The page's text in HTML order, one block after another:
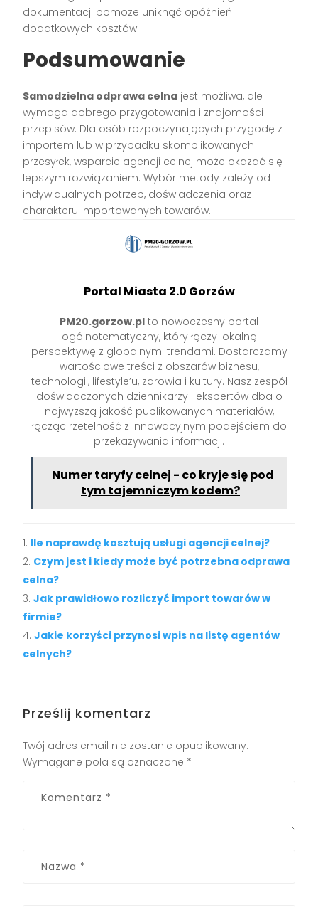
dokumentacji pomoże uniknąć opóźnień i
dodatkowych kosztów.
Podsumowanie
Samodzielna odprawa celna jest możliwa, ale
wymaga dobrego przygotowania i znajomości
przepisów. Dla osób rozpoczynających przygodę z
importem lub w przypadku skomplikowanych
przesyłek, wsparcie agencji celnej może okazać się
lepszym rozwiązaniem. Wybór metody zależy od
indywidualnych potrzeb, doświadczenia oraz
charakteru importowanych towarów.
Portal Miasta 2.0 Gorzów
PM20.gorzow.pl to nowoczesny portal
ogólnotematyczny, który łączy lokalną
perspektywę z globalnymi trendami. Dostarczamy
wartościowe treści z obszarów biznesu,
technologii, lifestyle’u, zdrowia i kultury. Nasz zespół
doświadczonych dziennikarzy i ekspertów dba o
najwyższą jakość publikowanych materiałów,
łącząc rzetelność z innowacyjnym podejściem do
przekazywania informacji.
Numer taryfy celnej - co kryje się pod
tym tajemniczym kodem?
Ile naprawdę kosztują usługi agencji celnej?
Czym jest i kiedy może być potrzebna odprawa
celna?
Jak prawidłowo rozliczyć import towarów w
firmie?
Jakie korzyści przynosi wpis na listę agentów
celnych?
Prześlij komentarz
Twój adres email nie zostanie opublikowany.
Wymagane pola są oznaczone *